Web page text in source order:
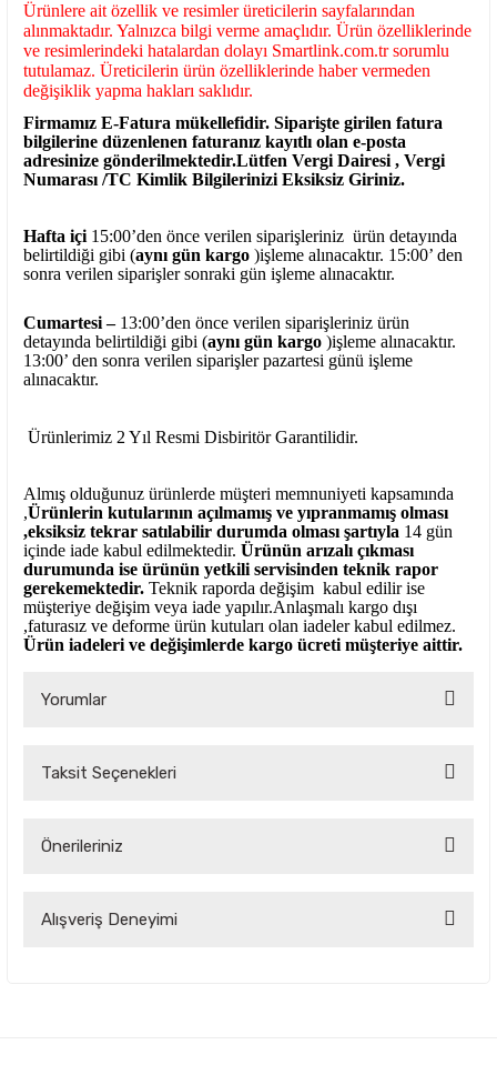
Ürünlere ait özellik ve resimler üreticilerin sayfalarından
alınmaktadır. Yalnızca bilgi verme amaçlıdır. Ürün özelliklerinde
ve resimlerindeki hatalardan dolayı Smartlink.com.tr sorumlu
tutulamaz. Üreticilerin ürün özelliklerinde haber vermeden
değişiklik yapma hakları saklıdır.
Firmamız E-Fatura mükellefidir. Siparişte girilen fatura
bilgilerine düzenlenen faturanız kayıtlı olan e-posta
adresinize gönderilmektedir.Lütfen Vergi Dairesi , Vergi
Numarası /TC Kimlik Bilgilerinizi Eksiksiz Giriniz.
Hafta içi 15:00’den önce verilen siparişleriniz ürün detayında
belirtildiği gibi (aynı gün kargo )işleme alınacaktır. 15:00’ den
sonra verilen siparişler sonraki gün işleme alınacaktır.
Cumartesi – 13:00’den önce verilen siparişleriniz ürün
detayında belirtildiği gibi (aynı gün kargo )işleme alınacaktır.
13:00’ den sonra verilen siparişler pazartesi günü işleme
alınacaktır.
Ürünlerimiz 2 Yıl Resmi Disbiritör Garantilidir.
Almış olduğunuz ürünlerde müşteri memnuniyeti kapsamında
,Ürünlerin kutularının açılmamış ve yıpranmamış olması
,eksiksiz tekrar satılabilir durumda olması şartıyla 14 gün
içinde iade kabul edilmektedir. Ürünün arızalı çıkması
durumunda ise ürünün yetkili servisinden teknik rapor
gerekemektedir. Teknik raporda değişim kabul edilir ise
müşteriye değişim veya iade yapılır.Anlaşmalı kargo dışı
,faturasız ve deforme ürün kutuları olan iadeler kabul edilmez.
Ürün iadeleri ve değişimlerde kargo ücreti müşteriye aittir.
Yorumlar
Taksit Seçenekleri
Önerileriniz
konularda yetersiz gördüğünüz noktaları öneri formunu
Alışveriş Deneyimi